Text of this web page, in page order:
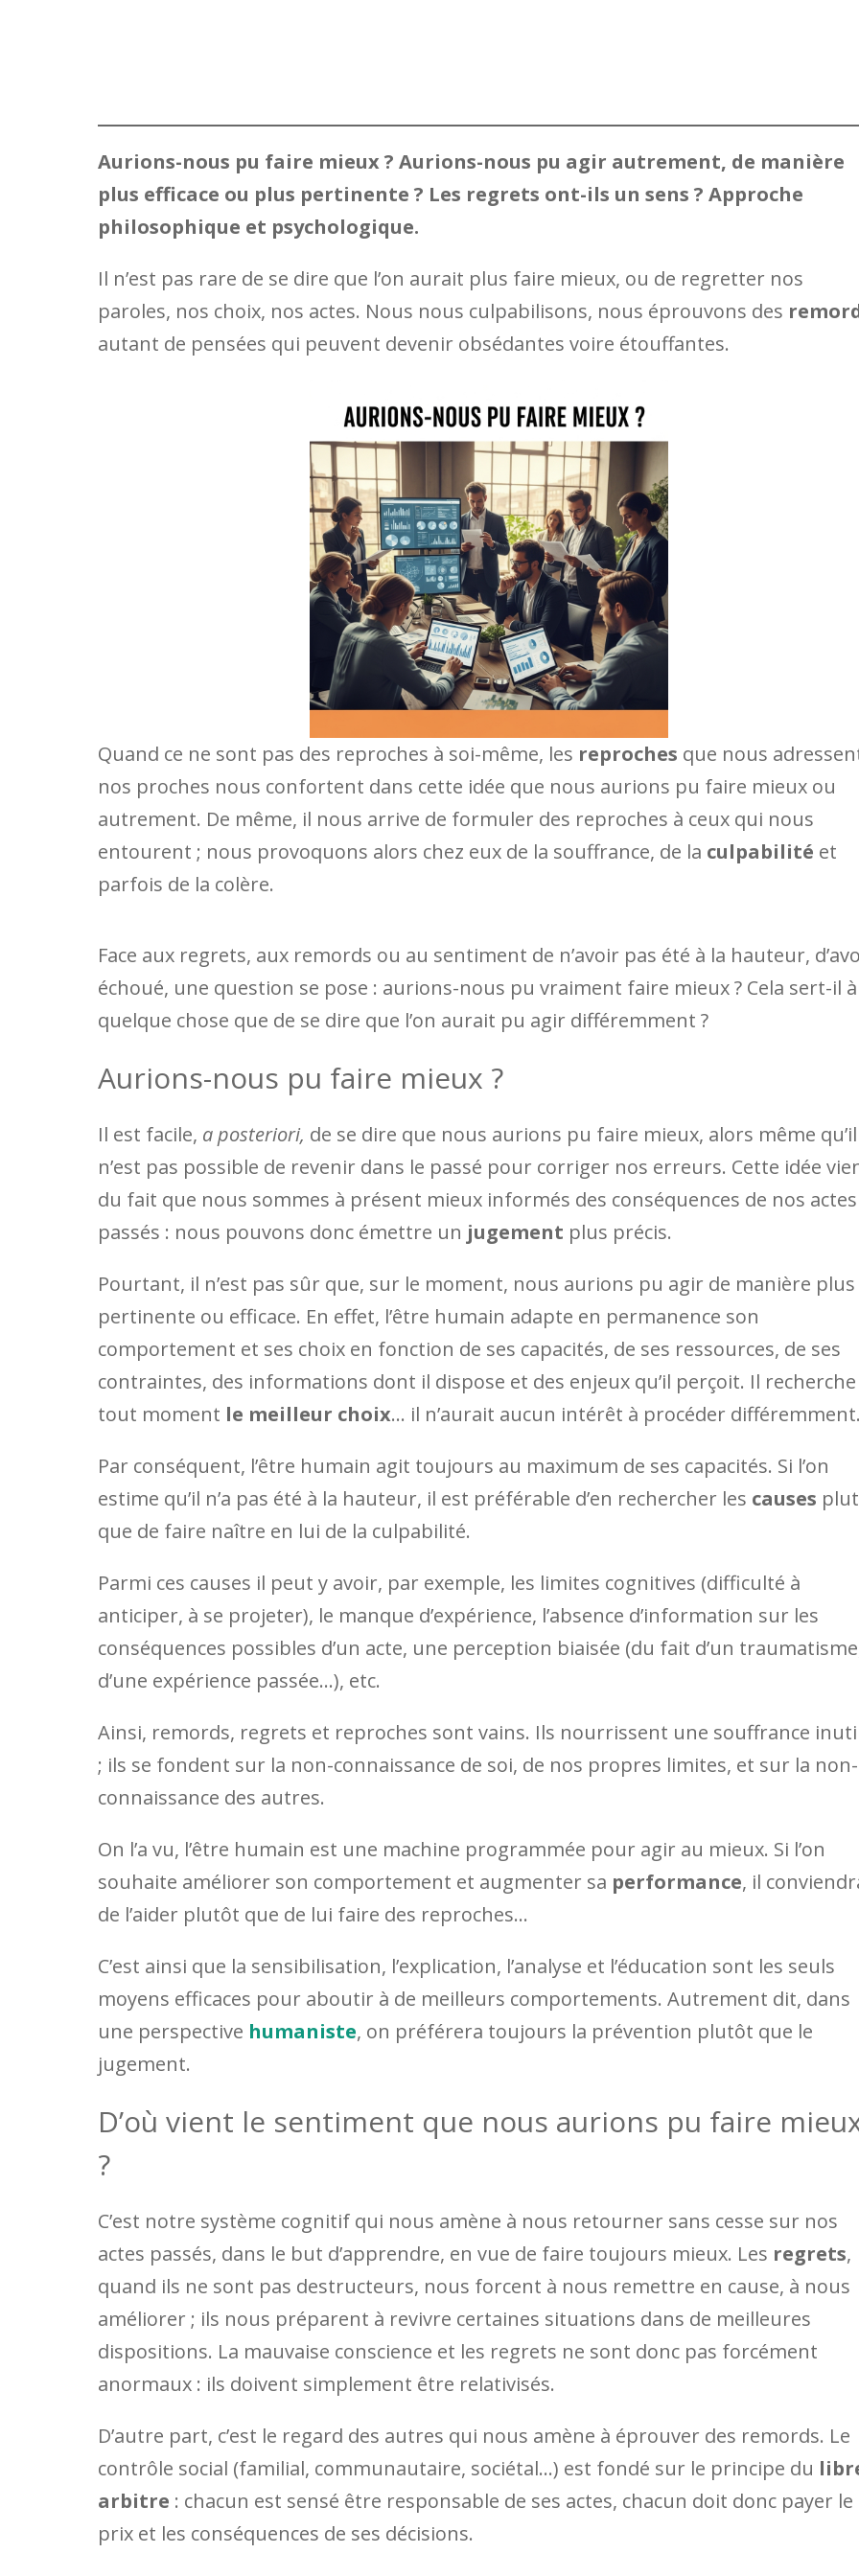
Aurions-nous pu faire mieux ? Aurions-nous pu agir autrement, de manière
plus efficace ou plus pertinente ? Les regrets ont-ils un sens ? Approche
philosophique et psychologique.
Il n’est pas rare de se dire que l’on aurait plus faire mieux, ou de regretter nos
paroles, nos choix, nos actes. Nous nous culpabilisons, nous éprouvons des
autant de pensées qui peuvent devenir obsédantes voire étouffantes.
Quand ce ne sont pas des reproches à soi-même, les reproches que nous
nos proches nous confortent dans cette idée que nous aurions pu faire mieux ou
autrement. De même, il nous arrive de formuler des reproches à ceux qui nous
entourent ; nous provoquons alors chez eux de la souffrance, de la culpabilité et
parfois de la colère.
Face aux regrets, aux remords ou au sentiment de n’avoir pas été à la hauteur,
échoué, une question se pose : aurions-nous pu vraiment faire mieux ? Cela sert-il à
quelque chose que de se dire que l’on aurait pu agir différemment ?
Aurions-nous pu faire mieux ?
Il est facile, a posteriori, de se dire que nous aurions pu faire mieux, alors même qu’il
n’est pas possible de revenir dans le passé pour corriger nos erreurs. Cette idée
du fait que nous sommes à présent mieux informés des conséquences de nos actes
passés : nous pouvons donc émettre un jugement plus précis.
Pourtant, il n’est pas sûr que, sur le moment, nous aurions pu agir de manière plus
pertinente ou efficace. En effet, l’être humain adapte en permanence son
comportement et ses choix en fonction de ses capacités, de ses ressources, de ses
contraintes, des informations dont il dispose et des enjeux qu’il perçoit. Il
tout moment le meilleur choix… il n’aurait aucun intérêt à procéder
Par conséquent, l’être humain agit toujours au maximum de ses capacités. Si l’on
estime qu’il n’a pas été à la hauteur, il est préférable d’en rechercher les causes
que de faire naître en lui de la culpabilité.
Parmi ces causes il peut y avoir, par exemple, les limites cognitives (difficulté à
anticiper, à se projeter), le manque d’expérience, l’absence d’information sur les
conséquences possibles d’un acte, une perception biaisée (du fait d’un
d’une expérience passée…), etc.
Ainsi, remords, regrets et reproches sont vains. Ils nourrissent une souffrance
; ils se fondent sur la non-connaissance de soi, de nos propres limites, et sur la non-
connaissance des autres.
On l’a vu, l’être humain est une machine programmée pour agir au mieux. Si l’on
souhaite améliorer son comportement et augmenter sa performance, il
de l’aider plutôt que de lui faire des reproches…
C’est ainsi que la sensibilisation, l’explication, l’analyse et l’éducation sont les seuls
moyens efficaces pour aboutir à de meilleurs comportements. Autrement dit, dans
une perspective humaniste, on préférera toujours la prévention plutôt que le
jugement.
D’où vient le sentiment que nous aurions pu faire
?
C’est notre système cognitif qui nous amène à nous retourner sans cesse sur nos
actes passés, dans le but d’apprendre, en vue de faire toujours mieux. Les regrets,
quand ils ne sont pas destructeurs, nous forcent à nous remettre en cause, à nous
améliorer ; ils nous préparent à revivre certaines situations dans de meilleures
dispositions. La mauvaise conscience et les regrets ne sont donc pas forcément
anormaux : ils doivent simplement être relativisés.
D’autre part, c’est le regard des autres qui nous amène à éprouver des remords. Le
contrôle social (familial, communautaire, sociétal…) est fondé sur le principe du
arbitre : chacun est sensé être responsable de ses actes, chacun doit donc payer le
prix et les conséquences de ses décisions.